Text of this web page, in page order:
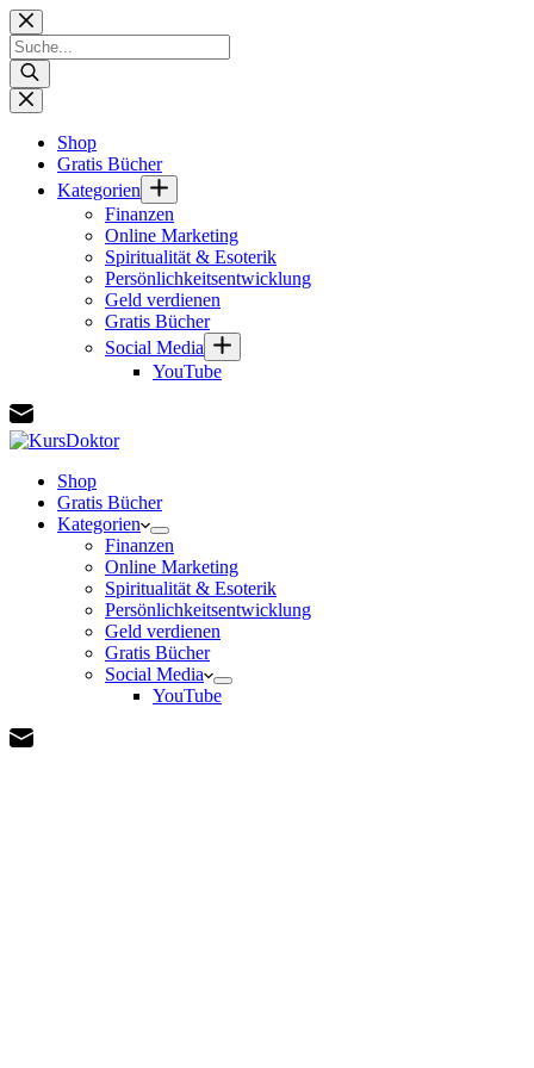
Zum
Inhalt
springen
Products
search
Shop
Gratis Bücher
Kategorien
Finanzen
Online Marketing
Spiritualität & Esoterik
Persönlichkeitsentwicklung
Geld verdienen
Gratis Bücher
Social Media
YouTube
Shop
Gratis Bücher
Kategorien
Finanzen
Online Marketing
Spiritualität & Esoterik
Persönlichkeitsentwicklung
Geld verdienen
Gratis Bücher
Social Media
YouTube